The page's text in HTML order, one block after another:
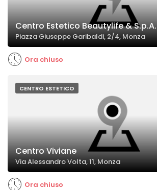
Centro Estetico Beautylife & S.p.A.
Piazza Giuseppe Garibaldi, 2/4, Monza
Ora chiuso
CENTRO ESTETICO
Centro Viviane
Via Alessandro Volta, 11, Monza
Ora chiuso